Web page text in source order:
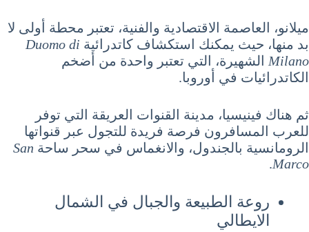
ميلانو، العاصمة الاقتصادية والفنية، تعتبر محطة أولى لا
بد منها، حيث يمكنك استكشاف كاتدرائية Duomo di
Milano الشهيرة، التي تعتبر واحدة من أضخم
الكاتدرائيات في أوروبا.
ثم هناك فينيسيا، مدينة القنوات العريقة التي توفر
للعرب المسافرون فرصة فريدة للتجول عبر قنواتها
الرومانسية بالجندول، والانغماس في سحر ساحة San
Marco
.
روعة الطبيعة والجبال في الشمال
الايطالي